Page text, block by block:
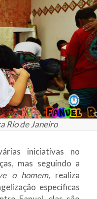
Rio de Janeiro
iniciativas no
mas seguindo a
o homem, realiza
específicas